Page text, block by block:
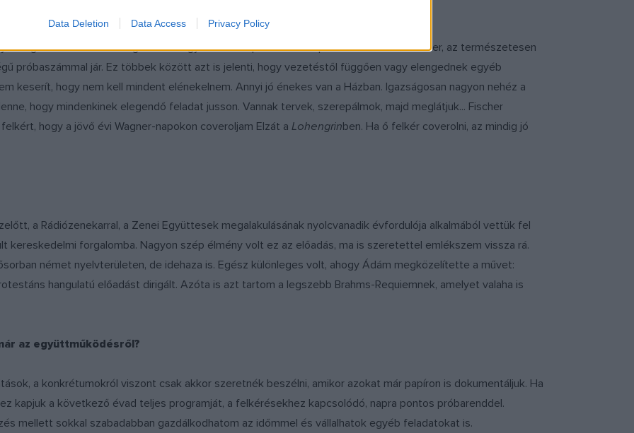
Data Deletion Data Access Privacy Policy
Operaházban, sikereit tekintve nem kevés a csak három szerep?
eddig nem kötött le túlságosan a Magyar Állami Operaház. Ha operában énekel az ember, az természetesen
próbaszámmal jár. Ez többek között azt is jelenti, hogy vezetéstől függően vagy elengednek egyéb
keserít, hogy nem kell mindent elénekelnem. Annyi jó énekes van a Házban. Igazságosan nagyon nehéz a
hogy mindenkinek elegendő feladat jusson. Vannak tervek, szerepálmok, majd meglátjuk... Fischer
hogy a jövő évi Wagner-napokon coveroljam Elzát a Lohengrinben. Ha ő felkér coverolni, az mindig jó
a Rádiózenekarral, a Zenei Együttesek megalakulásának nyolcvanadik évfordulója alkalmából vettük fel
kereskedelmi forgalomba. Nagyon szép élmény volt ez az előadás, ma is szeretettel emlékszem vissza rá.
német nyelvterületen, de idehaza is. Egész különleges volt, ahogy Ádám megközelítette a művet:
hangulatú előadást dirigált. Azóta is azt tartom a legszebb Brahms-Requiemnek, amelyet valaha is
az együttműködésről?
a konkrétumokról viszont csak akkor szeretnék beszélni, amikor azokat már papíron is dokumentáljuk. Ha
kapjuk a következő évad teljes programját, a felkérésekhez kapcsolódó, napra pontos próbarenddel.
mellett sokkal szabadabban gazdálkodhatom az időmmel és vállalhatok egyéb feladatokat is.